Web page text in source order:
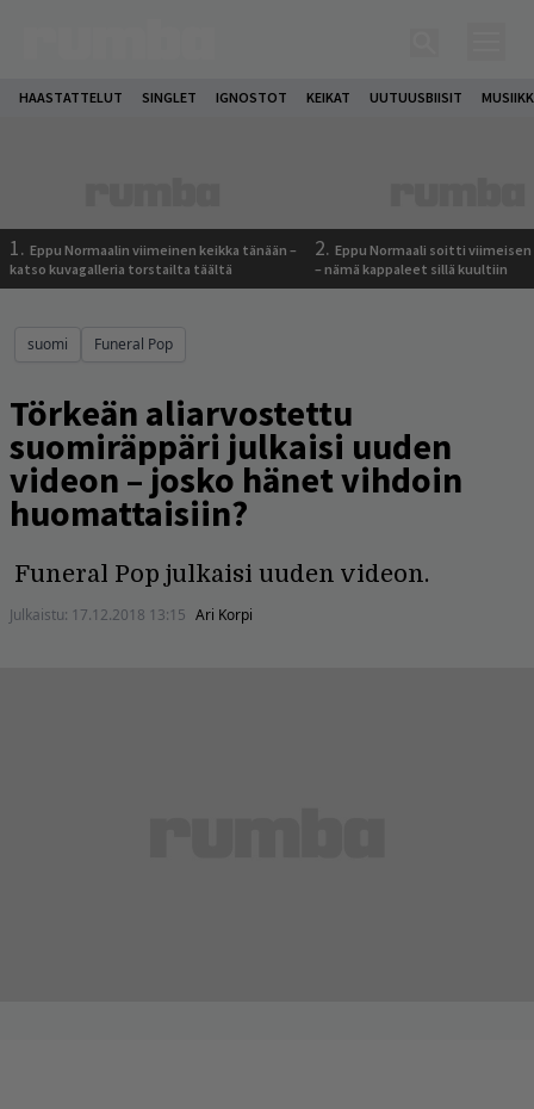
HAASTATTELUT SINGLET IGNOSTOT KEIKAT UUTUUSBIISIT
1. Eppu Normaalin viimeinen keikka tänään –
katso kuvagalleria torstailta täältä
2. Eppu Normaali soitti viimeisen
– nämä kappaleet sillä kuultiin
suomi Funeral Pop
Törkeän aliarvostettu
suomiräppäri julkaisi uuden
videon – josko hänet vihdoin
huomattaisiin?
Funeral Pop julkaisi uuden videon.
Julkaistu: 17.12.2018 13:15 Ari Korpi